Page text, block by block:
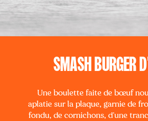
SMASH BURGER
Une boulette faite de bœuf
aplatie sur la plaque, garnie de
fondu, de cornichons, d’une